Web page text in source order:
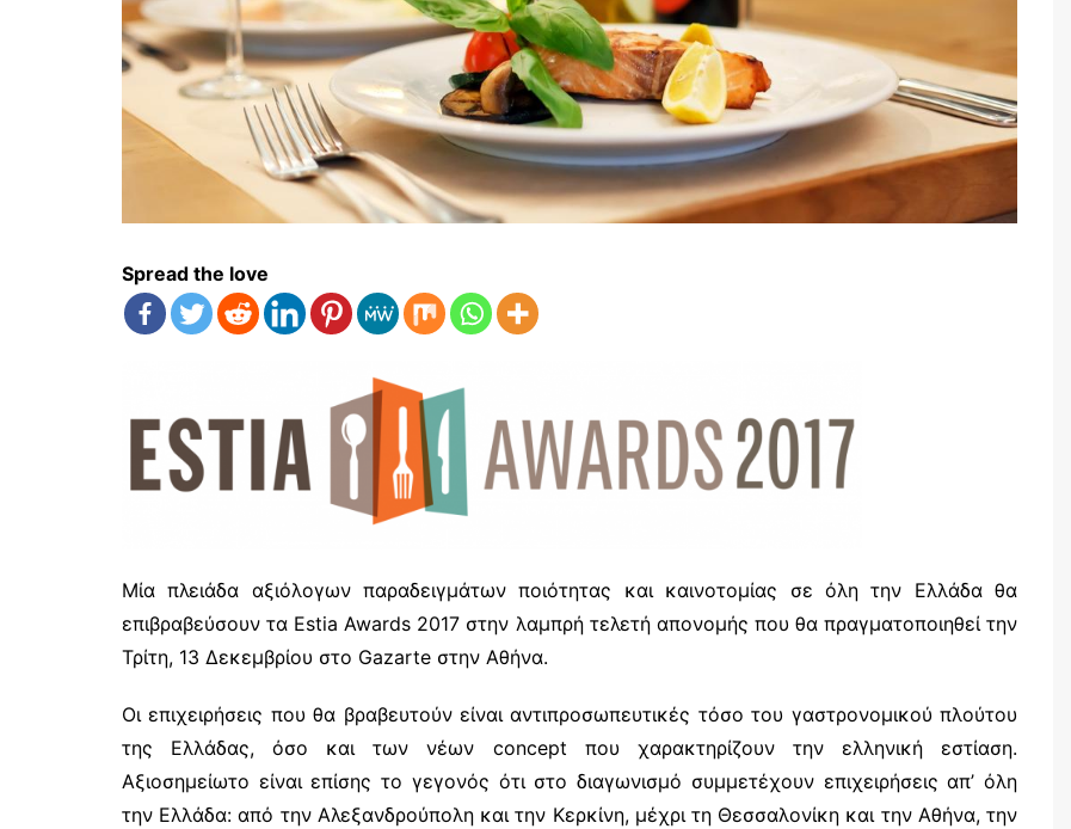
Spread the love
Μία πλειάδα αξιόλογων παραδειγμάτων ποιότητας και καινοτομίας σε όλη την Ελλάδα θα
επιβραβεύσουν τα Estia Awards 2017 στην λαμπρή τελετή απονομής που θα πραγματοποιηθεί την
Τρίτη, 13 Δεκεμβρίου στο Gazarte στην Αθήνα.
Οι επιχειρήσεις που θα βραβευτούν είναι αντιπροσωπευτικές τόσο του γαστρονομικού πλούτου
της Ελλάδας, όσο και των νέων concept που χαρακτηρίζουν την ελληνική εστίαση.
Αξιοσημείωτο είναι επίσης το γεγονός ότι στο διαγωνισμό συμμετέχουν επιχειρήσεις απ’ όλη
την Ελλάδα: από την Αλεξανδρούπολη και την Κερκίνη, μέχρι τη Θεσσαλονίκη και την Αθήνα, την